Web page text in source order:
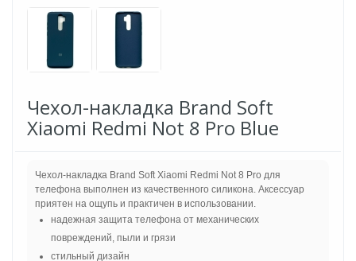
Чехол-накладка Brand Soft
Xiaomi Redmi Not 8 Pro Blue
Чехол-накладка Brand Soft Xiaomi Redmi Not 8 Pro для
телефона выполнен из качественного силикона. Аксессуар
приятен на ощупь и практичен в использовании.
надежная защита телефона от механических
повреждений, пыли и грязи
стильный дизайн